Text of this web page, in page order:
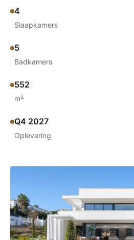
4
Slaapkamers
5
Badkamers
552
m²
Q4 2027
Oplevering